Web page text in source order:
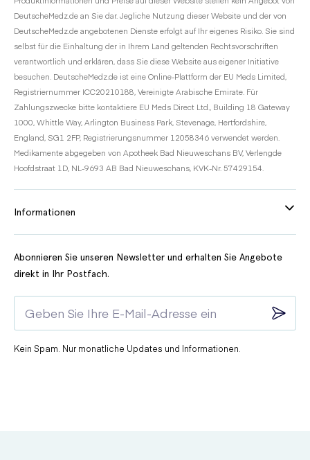
DeutscheMedz.de an Sie dar. Jegliche Nutzung dieser Website und der von
DeutscheMedz.de angebotenen Dienste erfolgt auf Ihr eigenes Risiko. Sie sind
selbst für die Einhaltung der in Ihrem Land geltenden Rechtsvorschriften
verantwortlich und erklären, dass Sie diese Website aus eigener Initiative
besuchen. DeutscheMedz.de ist eine Online-Plattform der EU Meds Limited,
Registriernummer ICC20210188, Vereinigte Arabische Emirate. Für
Zahlungszwecke bitte kontaktiere EU Meds Direct Ltd., Building 18 Gateway
1000, Whittle Way, Arlington Business Park, Stevenage, Hertfordshire,
England, SG1 2FP, Registrierungsnummer 12058346 verwendet werden.
Medikamente abgegeben von Apotheek Bad Nieuweschans BV, Verlengde
Hoofdstraat 1D, NL-9693 AB Bad Nieuweschans, KVK-Nr. 57429154.
Informationen
Abonnieren Sie unseren Newsletter und erhalten Sie Angebote
direkt in Ihr Postfach.
Kein Spam. Nur monatliche Updates und Informationen.